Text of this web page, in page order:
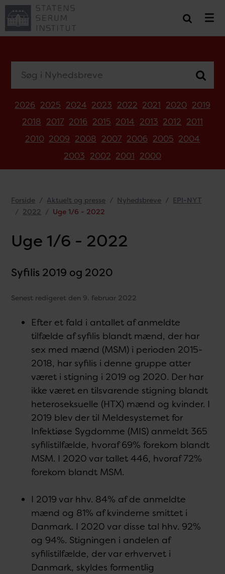
2026 2025 2024 2023 2022 2021 2020 2019
2018 2017 2016 2015 2014 2013 2012 2011
2010 2009 2008 2007 2006 2005 2004
2003 2002 2001 2000
Forside Aktuelt og presse Nyhedsbreve
EPI-NYT
2022
Uge 1/6 - 2022
Uge 1/6 - 2022
Syfilis 2019 og 2020
Senest redigeret den 9. februar 2022
Efter et fald i antallet af anmeldte
tilfælde af syfilis blandt mænd, der har
sex med mænd (MSM) i perioden 2015-
2018, har syfilis i denne gruppe atter
været i stigning i 2019 og 2020. Der har
ikke været en tilsvarende stigning blandt
heteroseksuelle (HTX) mænd og kvinder. I
2019 blev der til Meldesystemet for
Infektiøse Sygdomme (MIS) anmeldt 365
syfilistilfælde, hvoraf 69% forekom blandt
MSM. I 2020 var tallet 446, hvoraf 72%
forekom blandt MSM.
I 2019 var hhv. 84% af de anmeldte
mænd og 81% af kvinderne smittet i
Danmark. I 2020 var disse tal hhv. 92%
og 94%. Stigningen i andelen af
syfilistilfælde, der var erhvervet i
Danmark, skyldes formentlig